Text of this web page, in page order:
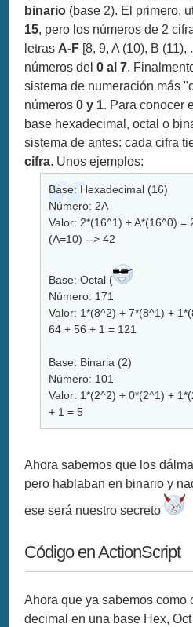
binario (base 2). El primero,
15, pero los números de 2
letrasA-F [8, 9, A (10), B
números del0 al 7.
sistema de numeración más
números0 y 1. Para conocer
base hexadecimal, octal o
sistema de antes: cada cifra
cifra. Unos ejemplos:
Base: Hexadecimal (16)
Número: 2A
Valor: 2*(16^1) + A*(16^0) =
(A=10) --> 42
Base: Octal (
Número: 171
Valor: 1*(8^2) + 7*(8^1) +
64 + 56 + 1 = 121
Base: Binaria (2)
Número: 101
Valor: 1*(2^2) + 0*(2^1) +
+ 1 = 5
Ahora sabemos que los
pero hablaban en binario y
ese será nuestro secreto
Código en ActionScript
Ahora que ya sabemos como
decimal en una base Hex,